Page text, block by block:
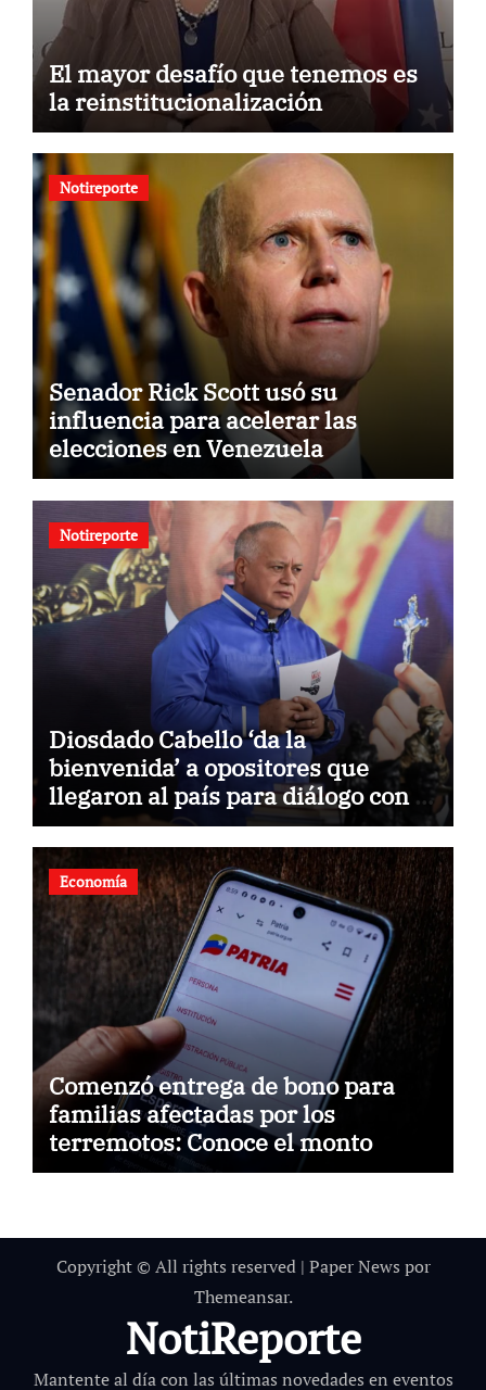
El mayor desafío que tenemos es
la reinstitucionalización
Notireporte
Senador Rick Scott usó su
influencia para acelerar las
elecciones en Venezuela
Notireporte
Diosdado Cabello ‘da la
bienvenida’ a opositores que
llegaron al país para diálogo con el
gobierno
Economía
Comenzó entrega de bono para
familias afectadas por los
terremotos: Conoce el monto
Copyright © All rights reserved | Paper News por
Themeansar.
NotiReporte
Mantente al día con las últimas novedades en eventos